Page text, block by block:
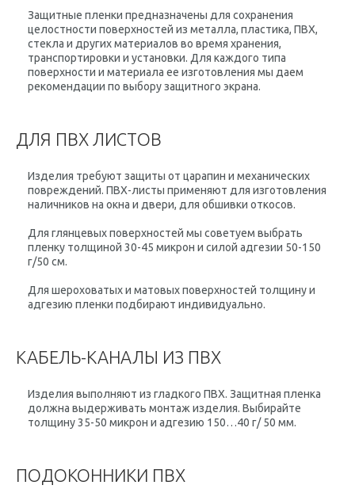
Защитные пленки предназначены для сохранения
целостности поверхностей из металла, пластика, ПВХ,
стекла и других материалов во время хранения,
транспортировки и установки. Для каждого типа
поверхности и материала ее изготовления мы даем
рекомендации по выбору защитного экрана.
ДЛЯ ПВХ ЛИСТОВ
Изделия требуют защиты от царапин и механических
повреждений. ПВХ-листы применяют для изготовления
наличников на окна и двери, для обшивки откосов.
Для глянцевых поверхностей мы советуем выбрать
пленку толщиной 30-45 микрон и силой адгезии 50-150
г/50 см.
Для шероховатых и матовых поверхностей толщину и
адгезию пленки подбирают индивидуально.
КАБЕЛЬ-КАНАЛЫ ИЗ ПВХ
Изделия выполняют из гладкого ПВХ. Защитная пленка
должна выдерживать монтаж изделия. Выбирайте
толщину 35-50 микрон и адгезию 150…40 г/ 50 мм.
ПОДОКОННИКИ ПВХ